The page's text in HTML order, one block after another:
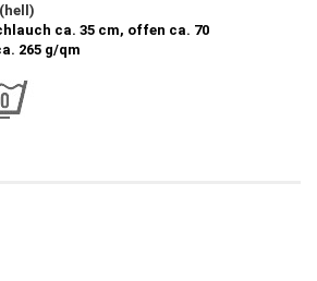
ca. 35 cm, offen ca. 70
265 g/qm